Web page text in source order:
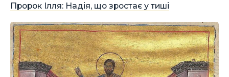
Пророк Ілля: Надія, що зростає у тиші